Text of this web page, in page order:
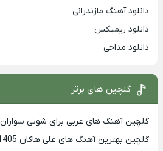
دانلود آهنگ مازندرانی
دانلود ریمیکس
دانلود مداحی
گلچین های برتر
گلچین آهنگ های عربی برای شوتی سواران 1405
گلچین بهترين آهنگ های علی هاکان 1405